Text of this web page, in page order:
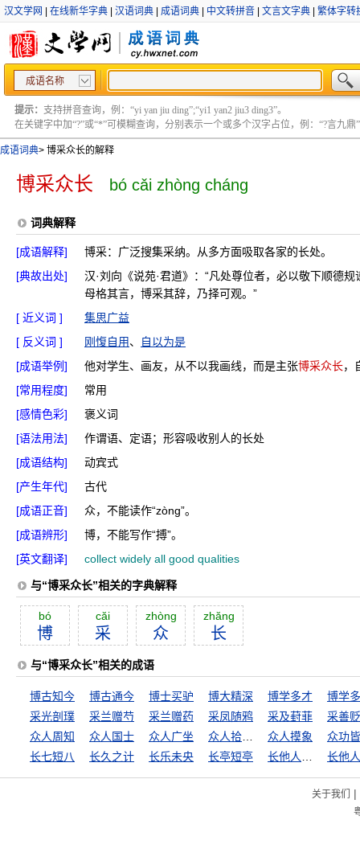
汉文学网 在线新华字典 汉语词典 成语词典 中文转拼音 文言文字典 繁体字转
成语名称
提示： 支持拼音查询，例：“yi yan jiu ding”;“yi1 yan2 jiu3 ding3”。
在关键字中加“?”或“*”可模糊查询，分别表示一个或多个汉字占位，例：“?言九鼎”
成语词典> 博采众长的解释
博采众长 bó cǎi zhòng cháng
词典解释
[成语解释]
博采：广泛搜集采纳。从多方面吸取各家的长处。
[典故出处]
汉·刘向《说苑·君道》：“凡处尊位者，必以敬下顺德规
母格其言，博采其辞，乃择可观。”
[ 近义词 ]
集思广益
[ 反义词 ]
刚愎自用、
自以为是
[成语举例]
他对学生、画友，从不以我画线，而是主张博采众长，
[常用程度]
常用
[感情色彩]
褒义词
[语法用法]
作谓语、定语；形容吸收别人的长处
[成语结构]
动宾式
[产生年代]
古代
[成语正音]
众，不能读作“zònɡ”。
[成语辨形]
博，不能写作“搏”。
[英文翻译]
collect widely all good qualities
与“博采众长”相关的字典解释
bó
博
căi
采
zhòng
众
zhăng
长
与“博采众长”相关的成语
博古知今 博古通今 博士买驴 博大精深 博学多才
博学
采光剖璞
采兰赠芍 采兰赠药 采凤随鸦 采及葑菲
采善
众人周知
众人国士 众人广坐 众人摸象
众功
长七短八
长久之计 长乐未央 长亭短亭
关于我们 |